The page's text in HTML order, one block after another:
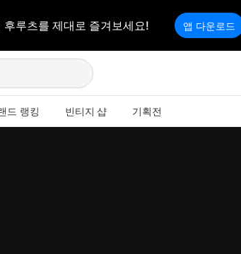
후루츠를 제대로 즐겨보세요! 앱 다운로드
드 랭킹 빈티지 샵 기획전